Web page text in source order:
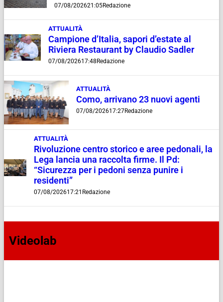
07/08/202621:05Redazione
ATTUALITÀ
Campione d’Italia, sapori d’estate al
Riviera Restaurant by Claudio Sadler
07/08/202617:48 Redazione
ATTUALITÀ
Como, arrivano 23 nuovi agenti
07/08/202617:27Redazione
ATTUALITÀ
Rivoluzione centro storico e aree pedonali, la
Lega lancia una raccolta firme. Il Pd:
“Sicurezza per i pedoni senza punire i
residenti”
07/08/202617:21 Redazione
Videolab